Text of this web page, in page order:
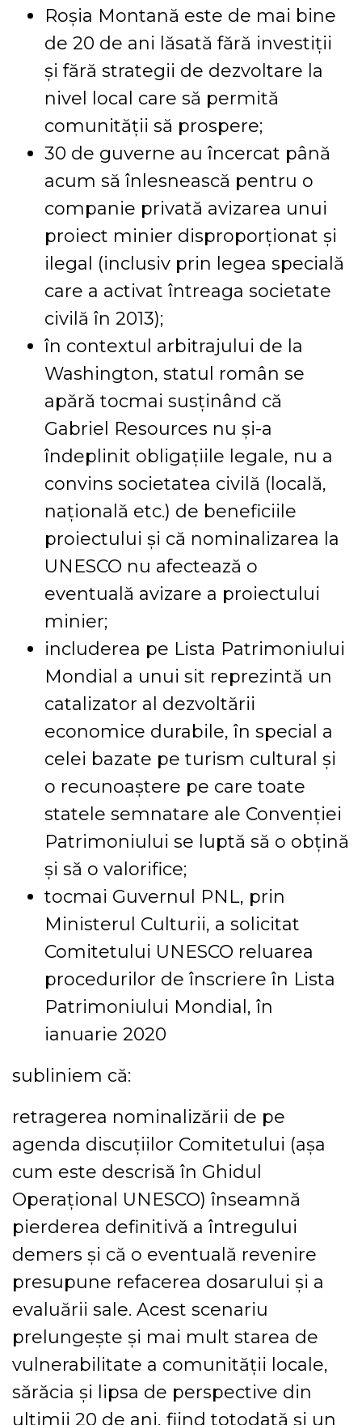
Roșia Montană este de mai bine
de 20 de ani lăsată fără investiții
și fără strategii de dezvoltare la
nivel local care să permită
comunității să prospere;
30 de guverne au încercat până
acum să înlesnească pentru o
companie privată avizarea unui
proiect minier disproporționat și
ilegal (inclusiv prin legea specială
care a activat întreaga societate
civilă în 2013);
în contextul arbitrajului de la
Washington, statul român se
apără tocmai susținând că
Gabriel Resources nu și-a
îndeplinit obligațiile legale, nu a
convins societatea civilă (locală,
națională etc.) de beneficiile
proiectului și că nominalizarea la
UNESCO nu afectează o
eventuală avizare a proiectului
minier;
includerea pe Lista Patrimoniului
Mondial a unui sit reprezintă un
catalizator al dezvoltării
economice durabile, în special a
celei bazate pe turism cultural și
o recunoaștere pe care toate
statele semnatare ale Convenției
Patrimoniului se luptă să o obțină
și să o valorifice;
tocmai Guvernul PNL, prin
Ministerul Culturii, a solicitat
Comitetului UNESCO reluarea
procedurilor de înscriere în Lista
Patrimoniului Mondial, în
ianuarie 2020
subliniem că:
retragerea nominalizării de pe
agenda discuțiilor Comitetului (așa
cum este descrisă în Ghidul
Operațional UNESCO) înseamnă
pierderea definitivă a întregului
demers și că o eventuală revenire
presupune refacerea dosarului și a
evaluării sale. Acest scenariu
prelungește și mai mult starea de
vulnerabilitate a comunității locale,
sărăcia și lipsa de perspective din
ultimii 20 de ani, fiind totodată și un